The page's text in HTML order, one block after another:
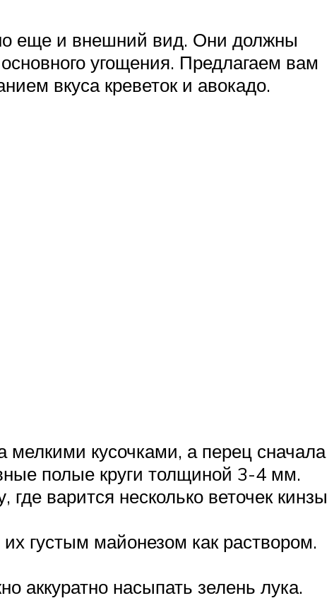
еще и внешний вид. Они должны
угощения. Предлагаем вам
вкуса креветок и авокадо.
мелкими кусочками, а перец сначала
полые круги толщиной 3-4 мм.
варится несколько веточек кинзы
густым майонезом как раствором.
аккуратно насыпать зелень лука.